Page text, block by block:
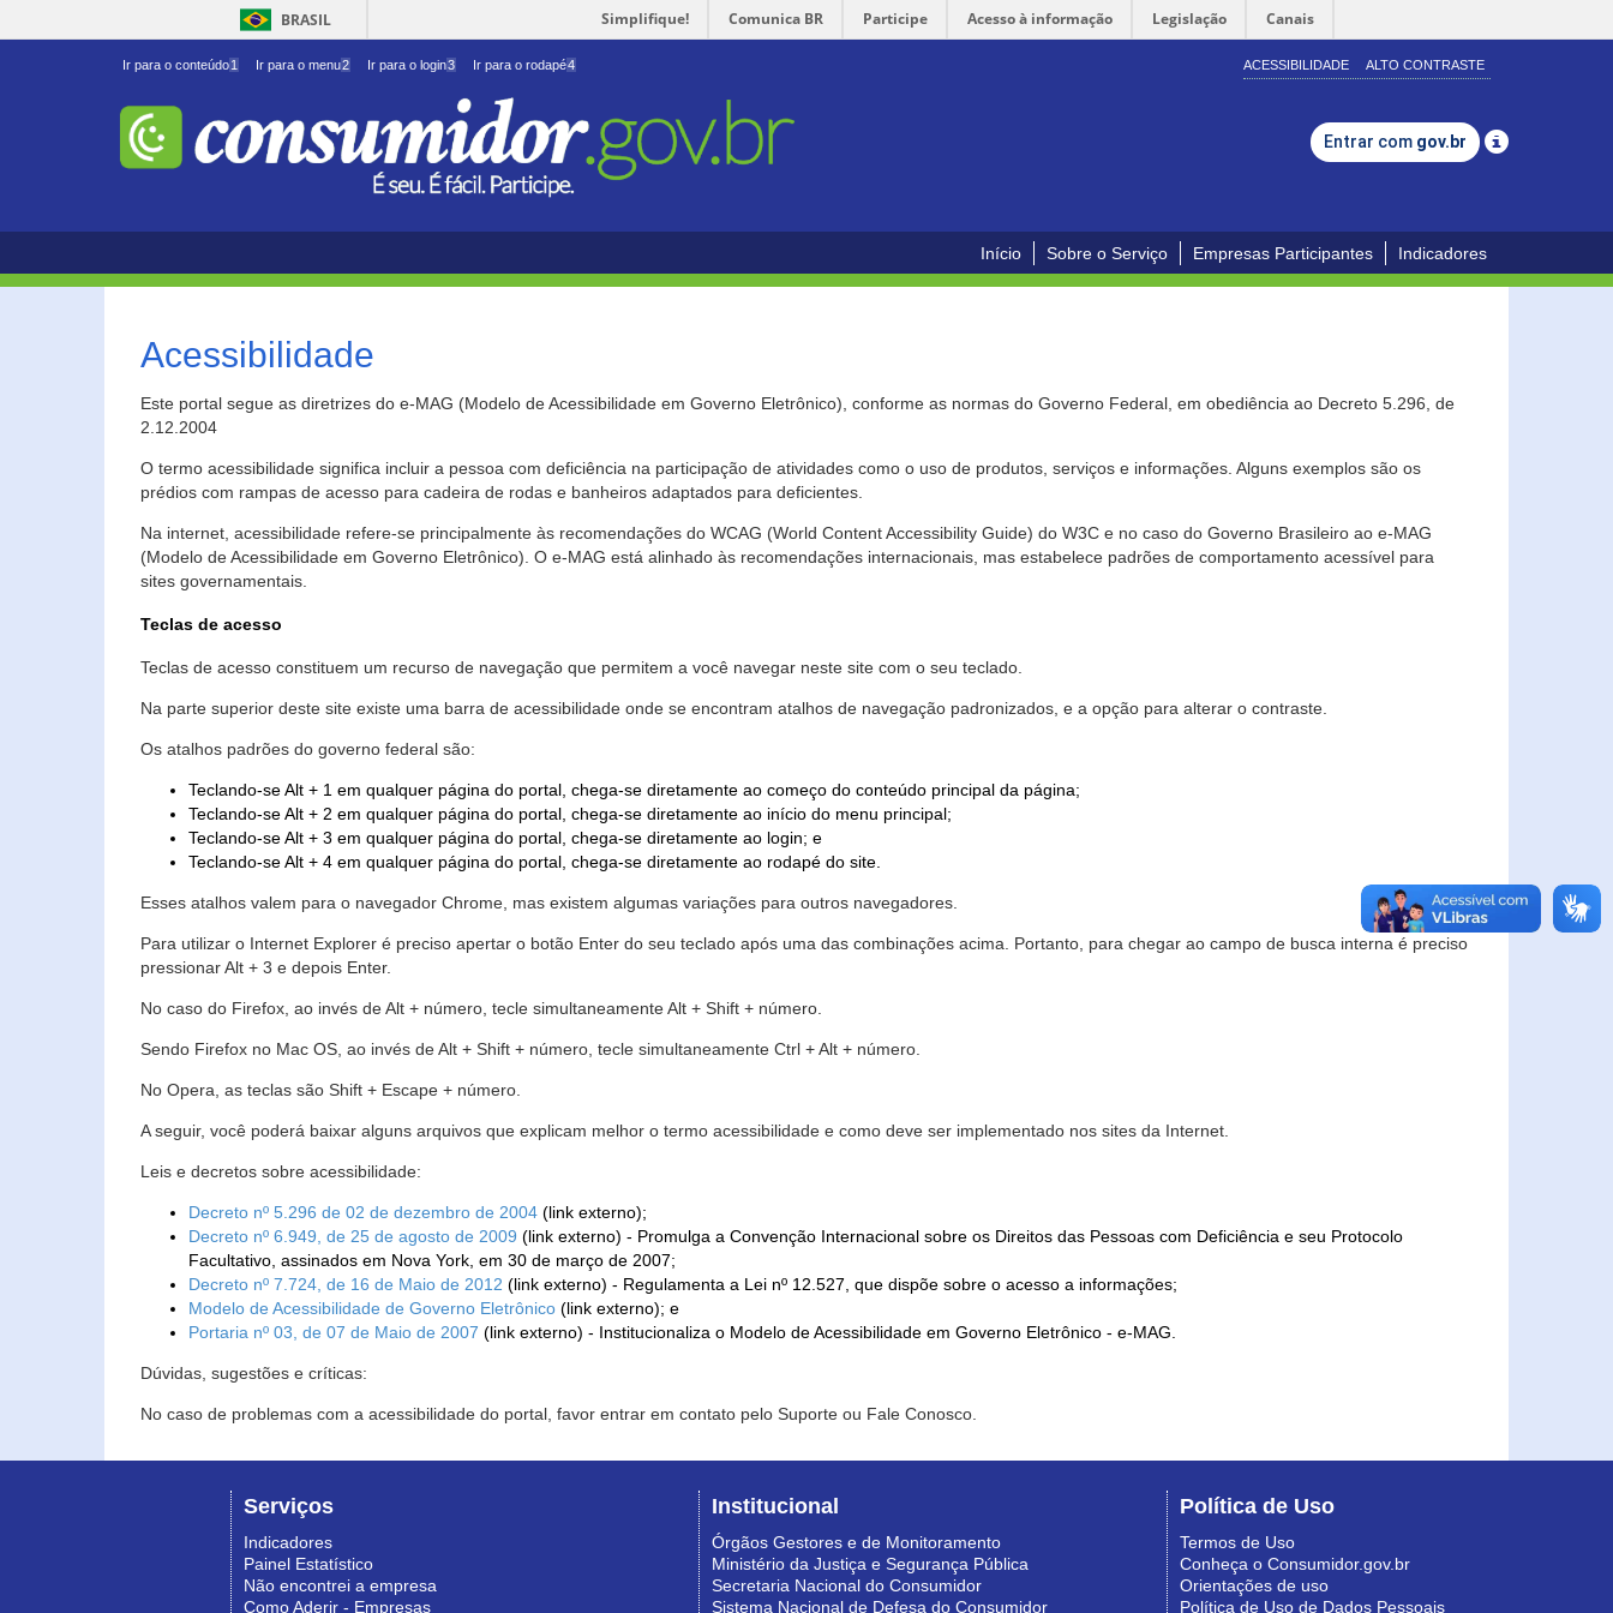
BRASIL Simplifique! Comunica BR Participe Acesso à informação Legislação Canais
Ir para o conteúdo1 Ir para o menu2 Ir para o login3 Ir para o rodapé4 ACESSIBILIDADE ALTO CONTRASTE
Entrar com gov.br
Início Sobre o Serviço Empresas Participantes Indicadores
Acessibilidade
Este portal segue as diretrizes do e-MAG (Modelo de Acessibilidade em Governo Eletrônico), conforme as normas do Governo Federal, em obediência ao Decreto 5.296, de
2.12.2004
O termo acessibilidade significa incluir a pessoa com deficiência na participação de atividades como o uso de produtos, serviços e informações. Alguns exemplos são os
prédios com rampas de acesso para cadeira de rodas e banheiros adaptados para deficientes.
Na internet, acessibilidade refere-se principalmente às recomendações do WCAG (World Content Accessibility Guide) do W3C e no caso do Governo Brasileiro ao e-MAG
(Modelo de Acessibilidade em Governo Eletrônico). O e-MAG está alinhado às recomendações internacionais, mas estabelece padrões de comportamento acessível para
sites governamentais.
Teclas de acesso
Teclas de acesso constituem um recurso de navegação que permitem a você navegar neste site com o seu teclado.
Na parte superior deste site existe uma barra de acessibilidade onde se encontram atalhos de navegação padronizados, e a opção para alterar o contraste.
Os atalhos padrões do governo federal são:
Teclando-se Alt + 1 em qualquer página do portal, chega-se diretamente ao começo do conteúdo principal da página;
Teclando-se Alt + 2 em qualquer página do portal, chega-se diretamente ao início do menu principal;
Teclando-se Alt + 3 em qualquer página do portal, chega-se diretamente ao login; e
Teclando-se Alt + 4 em qualquer página do portal, chega-se diretamente ao rodapé do site.
Esses atalhos valem para o navegador Chrome, mas existem algumas variações para outros navegadores.
Para utilizar o Internet Explorer é preciso apertar o botão Enter do seu teclado após uma das combinações acima. Portanto, para chegar ao campo de busca interna é preciso
pressionar Alt + 3 e depois Enter.
No caso do Firefox, ao invés de Alt + número, tecle simultaneamente Alt + Shift + número.
Sendo Firefox no Mac OS, ao invés de Alt + Shift + número, tecle simultaneamente Ctrl + Alt + número.
No Opera, as teclas são Shift + Escape + número.
A seguir, você poderá baixar alguns arquivos que explicam melhor o termo acessibilidade e como deve ser implementado nos sites da Internet.
Leis e decretos sobre acessibilidade:
Decreto nº 5.296 de 02 de dezembro de 2004 (link externo);
Decreto nº 6.949, de 25 de agosto de 2009 (link externo) - Promulga a Convenção Internacional sobre os Direitos das Pessoas com Deficiência e seu Protocolo
Facultativo, assinados em Nova York, em 30 de março de 2007;
Decreto nº 7.724, de 16 de Maio de 2012 (link externo) - Regulamenta a Lei nº 12.527, que dispõe sobre o acesso a informações;
Modelo de Acessibilidade de Governo Eletrônico (link externo); e
Portaria nº 03, de 07 de Maio de 2007 (link externo) - Institucionaliza o Modelo de Acessibilidade em Governo Eletrônico - e-MAG.
Dúvidas, sugestões e críticas:
No caso de problemas com a acessibilidade do portal, favor entrar em contato pelo Suporte ou Fale Conosco.
Serviços
Indicadores
Painel Estatístico
Não encontrei a empresa
Como Aderir - Empresas
Institucional
Órgãos Gestores e de Monitoramento
Ministério da Justiça e Segurança Pública
Secretaria Nacional do Consumidor
Sistema Nacional de Defesa do Consumidor
Política de Uso
Termos de Uso
Conheça o Consumidor.gov.br
Orientações de uso
Política de Uso de Dados Pessoais